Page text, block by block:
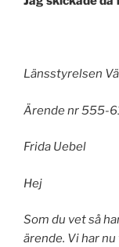
Länsstyrelsen
Ärende nr 555-
Frida Uebel
Hej
Som du vet så
ärende. Vi har